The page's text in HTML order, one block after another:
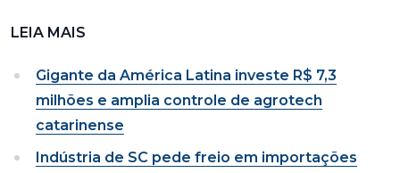
LEIA MAIS
Gigante da América Latina investe R$ 7,3
milhões e amplia controle de agrotech
catarinense
Indústria de SC pede freio em importações